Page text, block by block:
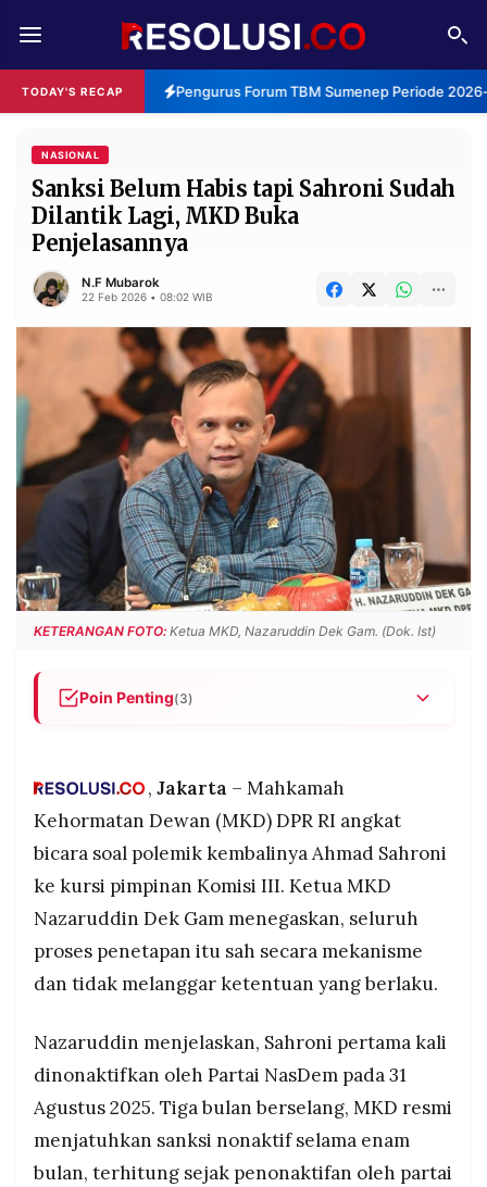
TODAY'S RECAP Pengurus Forum TBM Sumenep Periode
REDAKSI TENTANG
RESOLUSI IKLAN
RUBRIKASI
EDITORIAL AKSARA
FINANSIA PERSONA
DAERAH NASIONAL
SPORT
INFORMASI
PRIVACY
POLICY
BERITA
WARGA
IKLAN
KIRIM
TULISAN
PENGADUAN TERM
SERVICE
IKUTI
PT.
MEDIA
Resolusi.co
-
PT.
NASIONAL
Sanksi Belum Habis tapi Sahroni Sudah
Dilantik Lagi, MKD Buka
Penjelasannya
N.F Mubarok
22 Feb 2026 • 08:02 WIB
KETERANGAN FOTO: Ketua MKD, Nazaruddin Dek Gam. (Dok. Ist)
Poin Penting(3)
melanggar prosedur, karena berlaku efektif per
berakhir 5 Maret 2026.
Sanksi nonaktif enam bulan dijatuhkan MKD pada
5 November 2025, dihitung sejak penonaktifan
oleh NasDem pada 31 Agustus 2025.
NasDem mengusulkan kembali Sahroni pada 19
Februari 2026, bertepatan dengan dimulainya
masa reses DPR, yang membuat jabatan itu baru
, Jakarta – Mahkamah
Kehormatan Dewan (MKD) DPR RI angkat
bicara soal polemik kembalinya Ahmad Sahroni
ke kursi pimpinan Komisi III. Ketua MKD
Nazaruddin Dek Gam menegaskan, seluruh
proses penetapan itu sah secara mekanisme
dan tidak melanggar ketentuan yang berlaku.
Nazaruddin menjelaskan, Sahroni pertama kali
dinonaktifkan oleh Partai NasDem pada 31
Agustus 2025. Tiga bulan berselang, MKD resmi
menjatuhkan sanksi nonaktif selama enam
bulan, terhitung sejak penonaktifan oleh partai